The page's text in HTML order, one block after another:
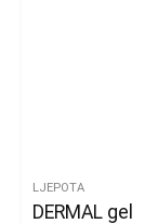
LJEPOTA
DERMAL gel